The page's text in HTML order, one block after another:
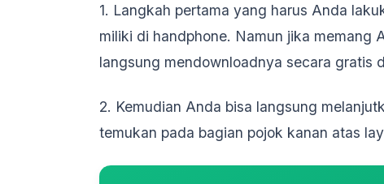
1. Langkah pertama yang harus Anda
miliki di handphone. Namun jika memang
langsung mendownloadnya secara gratis
2. Kemudian Anda bisa langsung
temukan pada bagian pojok kanan atas